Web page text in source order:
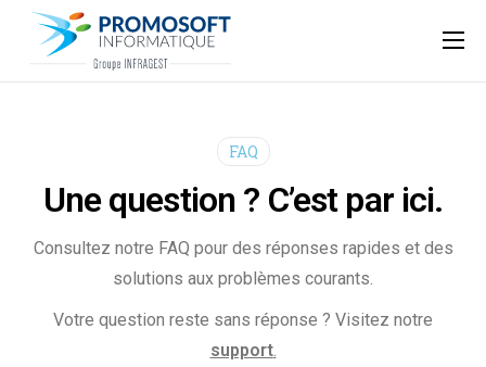
Qui sommes-nous ?
Support
FAQ
Une question ? C’est par ici.
Consultez notre FAQ pour des réponses rapides et des
solutions aux problèmes courants.
Votre question reste sans réponse ? Visitez notre
support.